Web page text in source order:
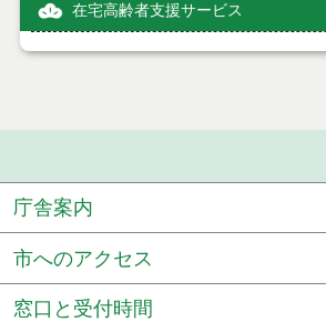
在宅高齢者支援サービス
庁舎案内
市へのアクセス
窓口と受付時間